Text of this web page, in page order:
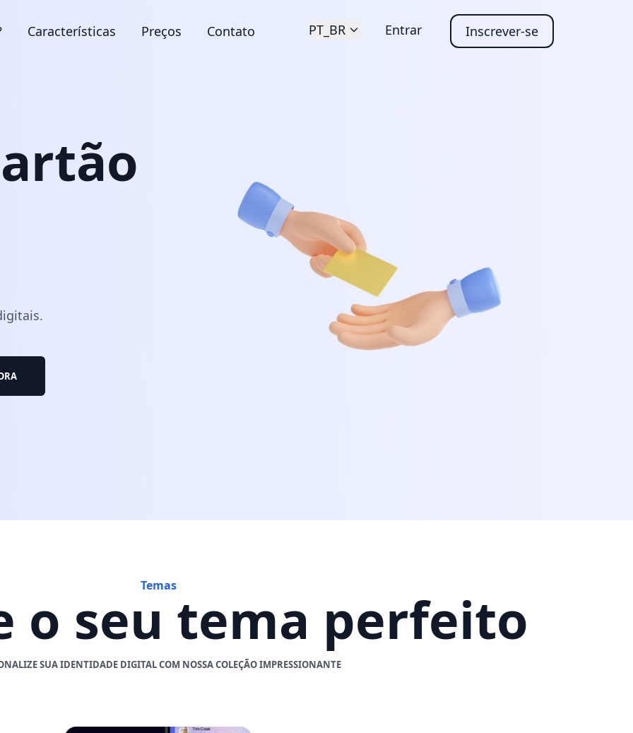
Características Preços Contato PT_BR Entrar Inscrever-se
Temas
o seu tema perfeito
SUA IDENTIDADE DIGITAL COM NOSSA COLEÇÃO IMPRESSIONANTE